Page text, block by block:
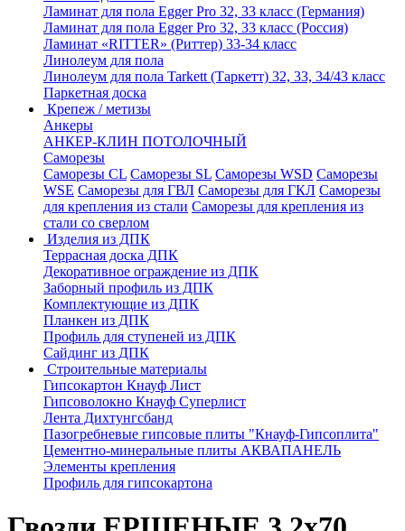
Ламинат для пола Egger Pro 32, 33 класс (Германия)
Ламинат для пола Egger Pro 32, 33 класс (Россия)
Ламинат «RITTER» (Риттер) 33-34 класс
Линолеум для пола
Линолеум для пола Tarkett (Таркетт) 32, 33, 34/43 класс
Паркетная доска
Крепеж / метизы
Анкеры
АНКЕР-КЛИН ПОТОЛОЧНЫЙ
Саморезы
Саморезы CL Саморезы SL Саморезы WSD Саморезы
WSE Саморезы для ГВЛ Саморезы для ГКЛ Саморезы
для крепления из стали Саморезы для крепления из
стали со сверлом
Изделия из ДПК
Террасная доска ДПК
Декоративное ограждение из ДПК
Заборный профиль из ДПК
Комплектующие из ДПК
Планкен из ДПК
Профиль для ступеней из ДПК
Сайдинг из ДПК
Строительные материалы
Гипсокартон Кнауф Лист
Гипсоволокно Кнауф Суперлист
Лента Дихтунгсбанд
Пазогребневые гипсовые плиты "Кнауф-Гипсоплита"
Цементно-минеральные плиты АКВАПАНЕЛЬ
Элементы крепления
Профиль для гипсокартона